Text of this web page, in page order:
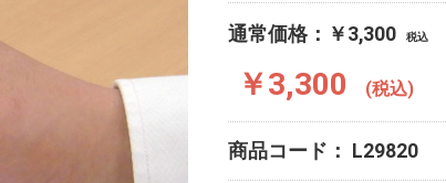
通常価格：￥3,300 税込
￥3,300 (税込)
商品コード： L29820